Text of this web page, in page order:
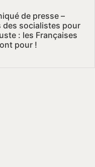
de presse –
des socialistes pour
: les Françaises
pour !